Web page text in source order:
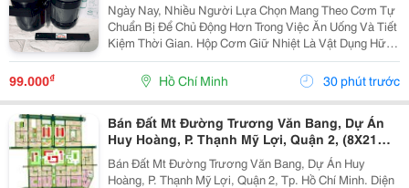
Ngày Nay, Nhiều Người Lựa Chọn Mang Theo Cơm Tự
Chuẩn Bị Để Chủ Động Hơn Trong Việc Ăn Uống Và Tiết
Kiệm Thời Gian. Hộp Cơm Giữ Nhiệt Là Vật Dụng Hữu
Ích Giúp Việc Bảo Quản Và Mang Theo Bữa Ăn Trở Nên
Thuận Tiện Hơn Trong Học Tập, Công Việc Hoặc Các...
99.000₫ Hồ Chí Minh 30 phút trước
Bán Đất Mt Đường Trương Văn Bang, Dự Án
Huy Hoàng, P. Thạnh Mỹ Lợi, Quận 2, (8X21M)
Giá 530Tr/M2
Bán Đất Mt Đường Trương Văn Bang, Dự Án Huy
Hoàng, P. Thạnh Mỹ Lợi, Quận 2, Tp. Hồ Chí Minh. Diện